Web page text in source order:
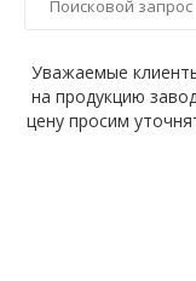
Уважаемые
на продукцию
цену просим